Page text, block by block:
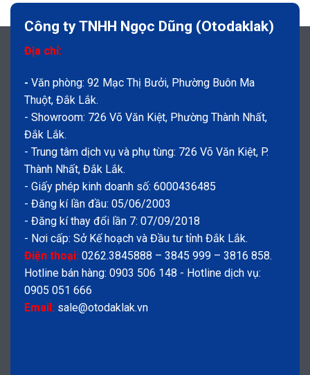
Công ty TNHH Ngọc Dũng (Otodaklak)
Địa chỉ:
- Văn phòng: 92 Mạc Thị Bưởi, Phường Buôn Ma
Thuột, Đắk Lắk.
- Showroom: 726 Võ Văn Kiệt, Phường Thành Nhất,
Đắk Lắk.
- Trung tâm dịch vụ và phụ tùng: 726 Võ Văn Kiệt, P.
Thành Nhất, Đắk Lắk.
- Giấy phép kinh doanh số: 6000436485
- Đăng kí lần đầu: 05/06/2003
- Đăng kí thay đổi lần 7: 07/09/2018
- Nơi cấp: Sở Kế hoạch và Đầu tư tỉnh Đắk Lắk.
Điện thoại: 0262.3845888 – 3845 999 – 3816 858.
Hotline bán hàng: 0903 506 148 - Hotline dịch vụ:
0905 051 666
Email: sale@otodaklak.vn